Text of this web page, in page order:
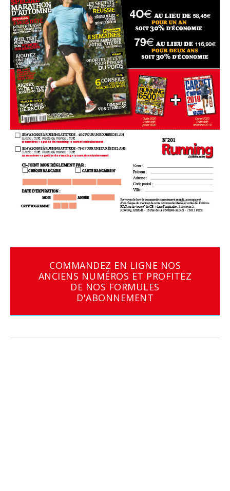
COMMANDEZ EN LIGNE NOS
ANCIENS NUMÉROS ET PROFITEZ
DE NOS FORMULES
D'ABONNEMENT